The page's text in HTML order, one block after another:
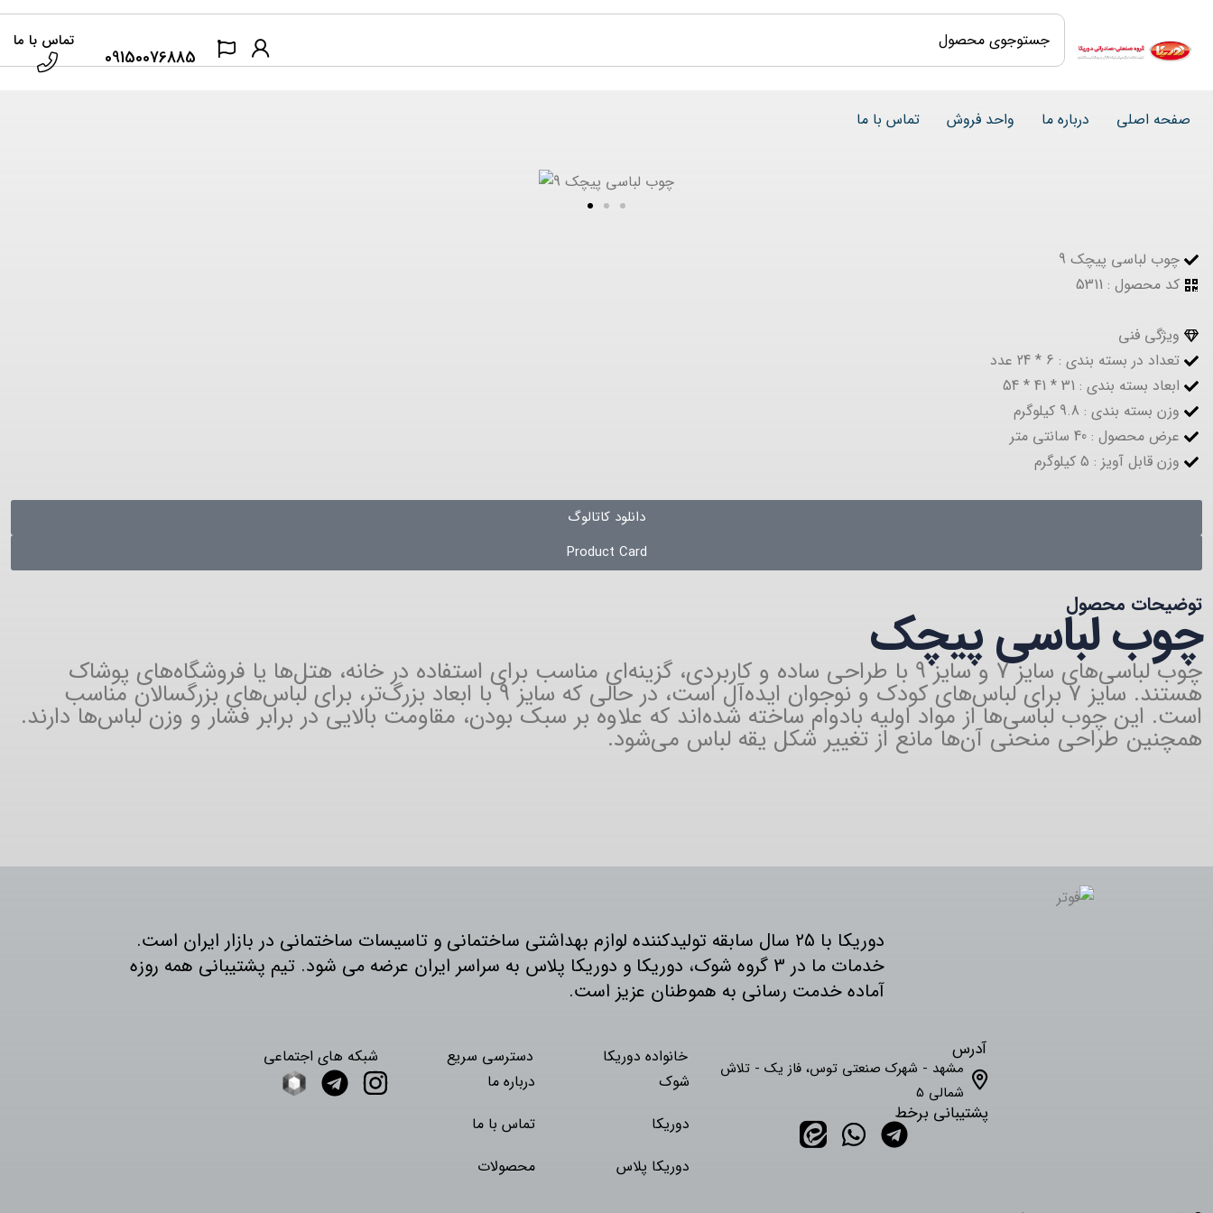
09150076885
تماس با ما
صفحه اصلی درباره ما واحد فروش تماس با ما
چوب لباسی پیچک 9
کد محصول : 5311
ویژگی فنی
تعداد در بسته بندی : 6 * 24 عدد
ابعاد بسته بندی : 31 * 41 * 54
وزن بسته بندی : 9.8 کیلوگرم
عرض محصول : 40 سانتی متر
وزن قابل آویز : 5 کیلوگرم
دانلود کاتالوگ
Product Card
توضیحات محصول
چوب لباسی پیچکچوب لباسی‌های سایز 7 و سایز 9 با طراحی ساده و کاربردی، گزینه‌ای مناسب برای استفاده در خانه، هتل‌ها یا فروشگاه‌های پوشاک
هستند. سایز 7 برای لباس‌های کودک و نوجوان ایده‌آل است، در حالی که سایز 9 با ابعاد بزرگ‌تر، برای لباس‌های بزرگسالان مناسب
است. این چوب لباسی‌ها از مواد اولیه بادوام ساخته شده‌اند که علاوه بر سبک بودن، مقاومت بالایی در برابر فشار و وزن لباس‌ها دارند.
همچنین طراحی منحنی آن‌ها مانع از تغییر شکل یقه لباس می‌شود.
دوریکا با 25 سال سابقه تولیدکننده لوازم بهداشتی ساختمانی و تاسیسات ساختمانی در بازار ایران است.
خدمات ما در 3 گروه شوک، دوریکا و دوریکا پلاس به سراسر ایران عرضه می شود. تیم پشتیبانی همه روزه
آماده خدمت رسانی به هموطنان عزیز است.
آدرس
مشهد - شهرک صنعتی توس، فاز یک - تلاش
شمالی 5
پشتیبانی برخط
خانواده دوریکا
شوک
دوریکا
دوریکا پلاس
دسترسی سریع
درباره ما
تماس با ما
محصولات
شبکه های اجتماعی